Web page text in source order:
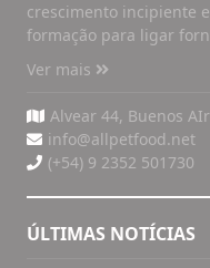
crescimento incipiente
formação para ligar
Ver mais
Alvear 44, Buenos
info@allpetfood.net
(+54) 9 2352 501730
ÚLTIMAS NOTÍCIAS